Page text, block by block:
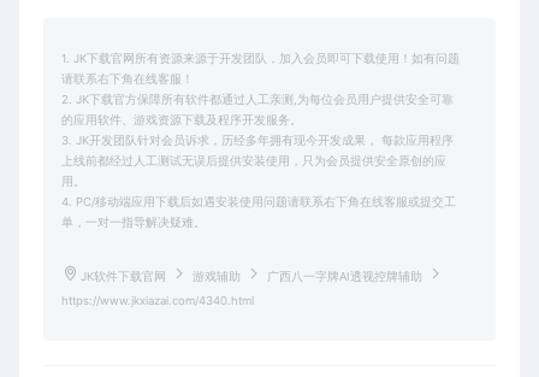
1. JK下载官网所有资源来源于开发团队，加入会员即可下载使用！如有问题
请联系右下角在线客服！
2. JK下载官方保障所有软件都通过人工亲测,为每位会员用户提供安全可靠
的应用软件、游戏资源下载及程序开发服务。
3. JK开发团队针对会员诉求，历经多年拥有现今开发成果， 每款应用程序
上线前都经过人工测试无误后提供安装使用，只为会员提供安全原创的应
用。
4. PC/移动端应用下载后如遇安装使用问题请联系右下角在线客服或提交工
单，一对一指导解决疑难。
JK软件下载官网 游戏辅助
广西八一字牌AI透视控牌辅助
https://www.jkxiazai.com/4340.html